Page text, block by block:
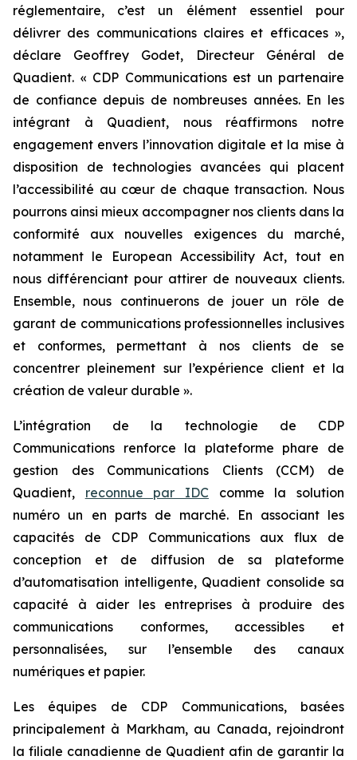
réglementaire, c’est un élément essentiel pour
délivrer des communications claires et efficaces »,
déclare Geoffrey Godet, Directeur Général de
Quadient. « CDP Communications est un partenaire
de confiance depuis de nombreuses années. En les
intégrant à Quadient, nous réaffirmons notre
engagement envers l’innovation digitale et la mise à
disposition de technologies avancées qui placent
l’accessibilité au cœur de chaque transaction. Nous
pourrons ainsi mieux accompagner nos clients dans la
conformité aux nouvelles exigences du marché,
notamment le European Accessibility Act, tout en
nous différenciant pour attirer de nouveaux clients.
Ensemble, nous continuerons de jouer un rôle de
garant de communications professionnelles inclusives
et conformes, permettant à nos clients de se
concentrer pleinement sur l’expérience client et la
création de valeur durable ».
L’intégration de la technologie de CDP
Communications renforce la plateforme phare de
gestion des Communications Clients (CCM) de
Quadient, reconnue par IDC comme la solution
numéro un en parts de marché. En associant les
capacités de CDP Communications aux flux de
conception et de diffusion de sa plateforme
d’automatisation intelligente, Quadient consolide sa
capacité à aider les entreprises à produire des
communications conformes, accessibles et
personnalisées, sur l’ensemble des canaux
numériques et papier.
Les équipes de CDP Communications, basées
principalement à Markham, au Canada, rejoindront
la filiale canadienne de Quadient afin de garantir la